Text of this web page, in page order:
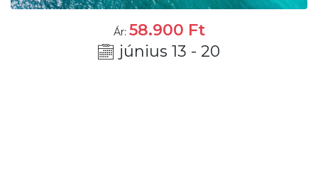
Ár: 58.900 Ft
június 13 - 20